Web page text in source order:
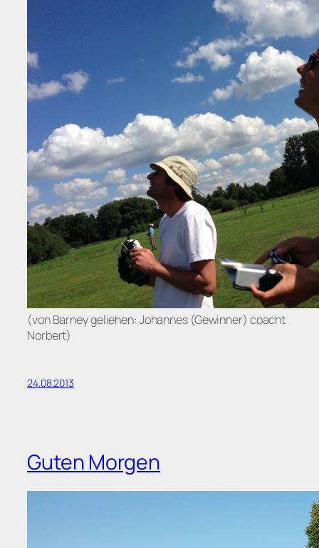
(von Barney geliehen: Johannes (Gewinner) coacht
Norbert)
24.08.2013
Guten Morgen